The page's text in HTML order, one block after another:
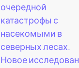
очередной
катастрофы с
насекомыми в
северных лесах.
Новое